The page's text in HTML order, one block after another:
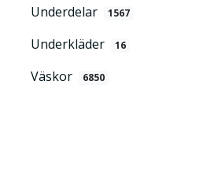
Underdelar 1567
Underkläder 16
Väskor 6850